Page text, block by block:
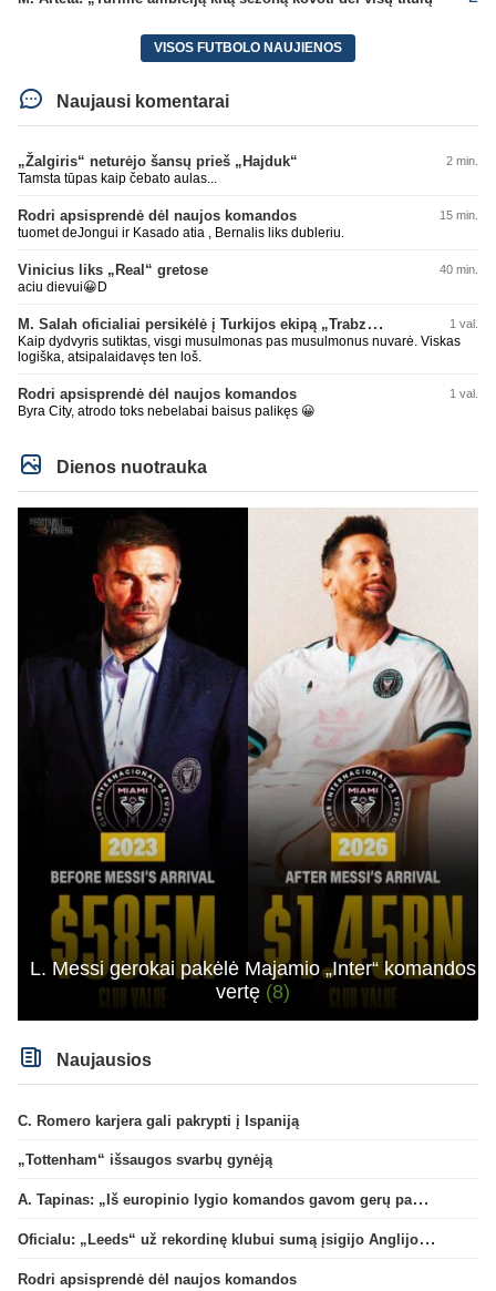
VISOS FUTBOLO NAUJIENOS
Naujausi komentarai
„Žalgiris“ neturėjo šansų prieš „Hajduk“ 2 min.
Tamsta tūpas kaip čebato aulas...
Rodri apsisprendė dėl naujos komandos 15 min.
tuomet deJongui ir Kasado atia , Bernalis liks dubleriu.
Vinicius liks „Real“ gretose 40 min.
aciu dievui😀D
M. Salah oficialiai persikėlė į Turkijos ekipą „Trabzonspor“ 1 val.
Kaip dydvyris sutiktas, visgi musulmonas pas musulmonus nuvarė. Viskas
logiška, atsipalaidavęs ten loš.
Rodri apsisprendė dėl naujos komandos 1 val.
Byra City, atrodo toks nebelabai baisus palikęs 😀
Dienos nuotrauka
L. Messi gerokai pakėlė Majamio „Inter“ komandos
vertę (8)
Naujausios
C. Romero karjera gali pakrypti į Ispaniją
„Tottenham“ išsaugos svarbų gynėją
A. Tapinas: „Iš europinio lygio komandos gavom gerų pamokų“
Oficialu: „Leeds“ už rekordinę klubui sumą įsigijo Anglijos rinktinės vartininką
Rodri apsisprendė dėl naujos komandos